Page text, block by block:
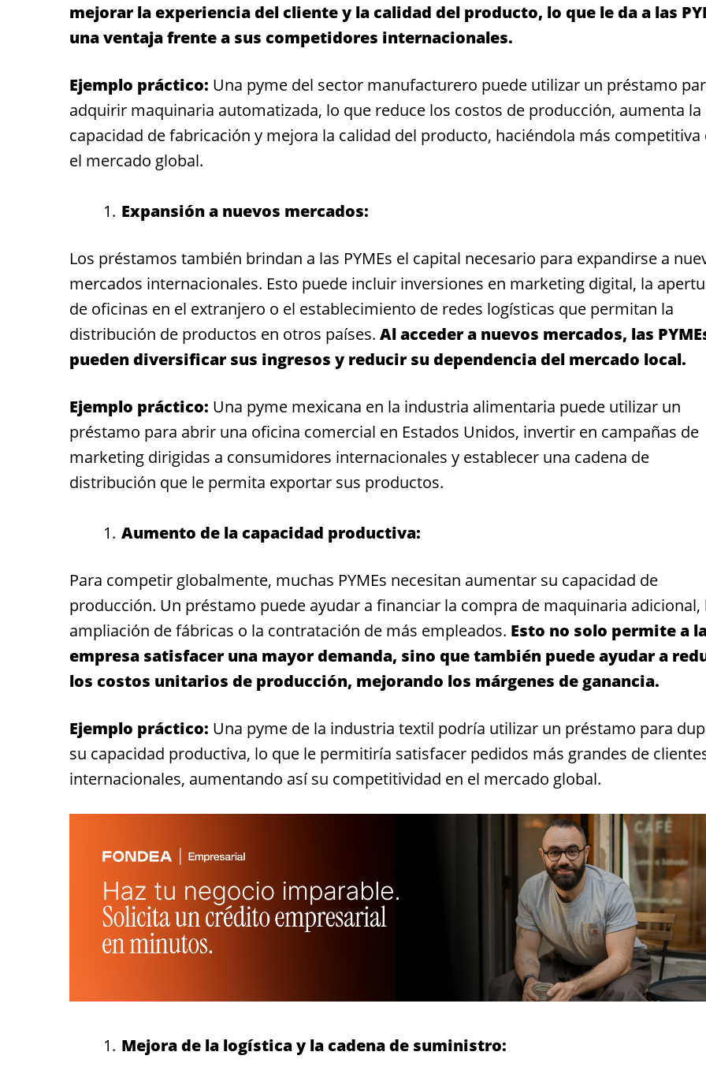
mejorar la experiencia del cliente y la calidad del producto, lo que le da a las
una ventaja frente a sus competidores internacionales.
Ejemplo práctico: Una pyme del sector manufacturero puede utilizar un préstamo
adquirir maquinaria automatizada, lo que reduce los costos de producción, aumenta la
capacidad de fabricación y mejora la calidad del producto, haciéndola más competitiva
el mercado global.
Expansión a nuevos mercados:
Los préstamos también brindan a las PYMEs el capital necesario para expandirse a
mercados internacionales. Esto puede incluir inversiones en marketing digital, la
de oficinas en el extranjero o el establecimiento de redes logísticas que permitan la
distribución de productos en otros países. Al acceder a nuevos mercados, las
pueden diversificar sus ingresos y reducir su dependencia del mercado local.
Ejemplo práctico: Una pyme mexicana en la industria alimentaria puede utilizar un
préstamo para abrir una oficina comercial en Estados Unidos, invertir en campañas de
marketing dirigidas a consumidores internacionales y establecer una cadena de
distribución que le permita exportar sus productos.
Aumento de la capacidad productiva:
Para competir globalmente, muchas PYMEs necesitan aumentar su capacidad de
producción. Un préstamo puede ayudar a financiar la compra de maquinaria adicional,
ampliación de fábricas o la contratación de más empleados. Esto no solo permite a
empresa satisfacer una mayor demanda, sino que también puede ayudar a
los costos unitarios de producción, mejorando los márgenes de ganancia.
Ejemplo práctico: Una pyme de la industria textil podría utilizar un préstamo para
su capacidad productiva, lo que le permitiría satisfacer pedidos más grandes de
internacionales, aumentando así su competitividad en el mercado global.
Mejora de la logística y la cadena de suministro: